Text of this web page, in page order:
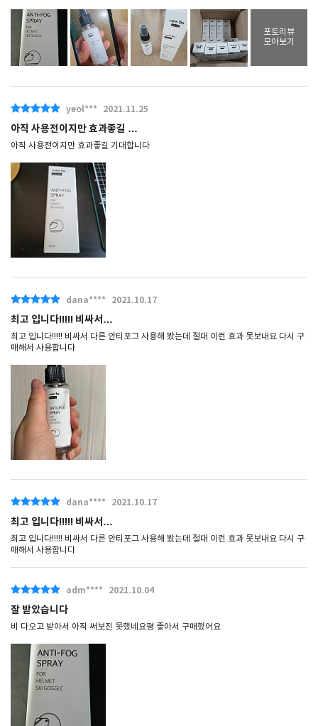
포토리뷰
모아보기
yeol*** 2021.11.25
아직 사용전이지만 효과좋길 …
아직 사용전이지만 효과좋길 기대합니다
dana**** 2021.10.17
최고 입니다!!!!! 비싸서…
최고 입니다!!!!! 비싸서 다른 안티포그 사용해 봤는데 절대 이런 효과 못보내요 다시 구
매해서 사용합니다
dana**** 2021.10.17
최고 입니다!!!!! 비싸서…
최고 입니다!!!!! 비싸서 다른 안티포그 사용해 봤는데 절대 이런 효과 못보내요 다시 구
매해서 사용합니다
adm**** 2021.10.04
잘 받았습니다
비 다오고 받아서 아직 써보진 못했네요평 좋아서 구매했어요